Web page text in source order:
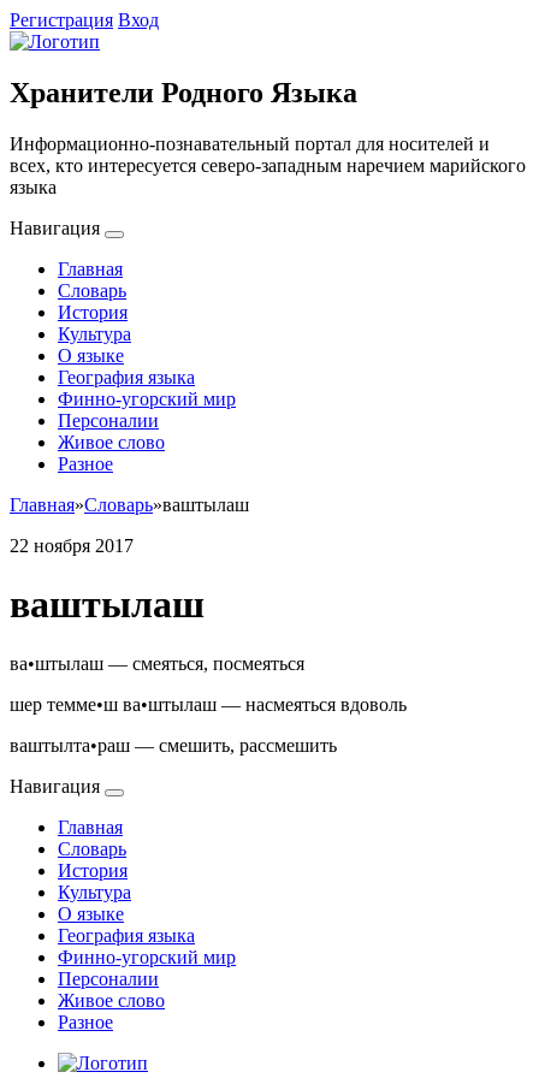
Регистрация Вход
Хранители Родного Языка
Информационно-познавательный портал для носителей и
всех, кто интересуется северо-западным наречием марийского
языка
Навигация
Главная
Словарь
История
Культура
О языке
География языка
Финно-угорский мир
Персоналии
Живое слово
Разное
Главная»Словарь»ваштылаш
22 ноября 2017
ваштылаш
ва•штылаш — смеяться, посмеяться
шер темме•ш ва•штылаш — насмеяться вдоволь
ваштылта•раш — смешить, рассмешить
Навигация
Главная
Словарь
История
Культура
О языке
География языка
Финно-угорский мир
Персоналии
Живое слово
Разное